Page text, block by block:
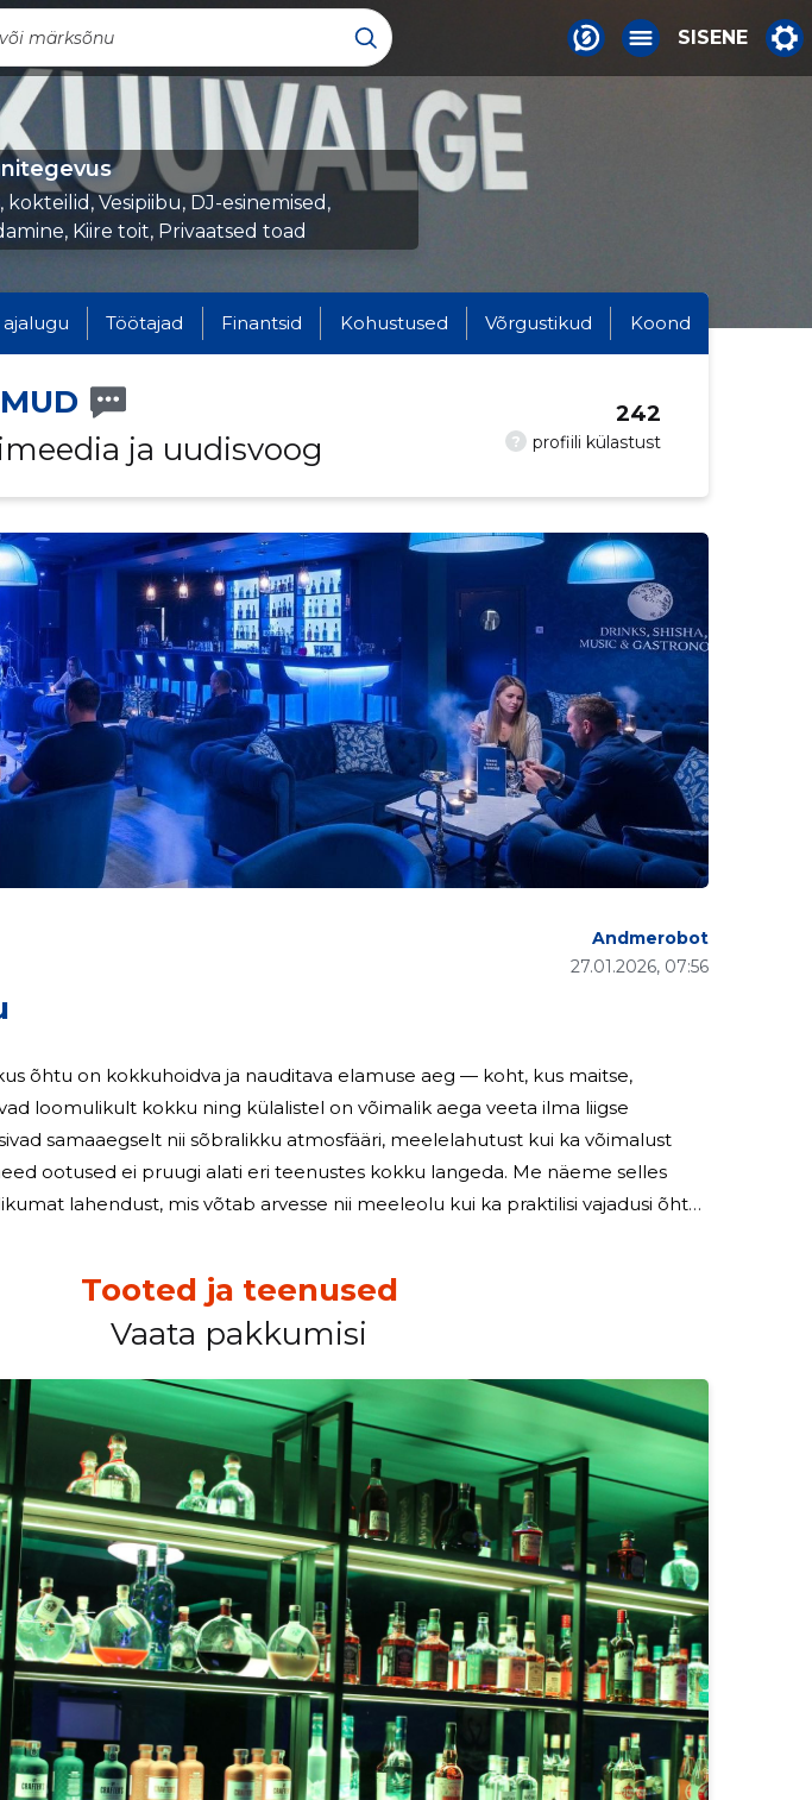
SISENE
Vesipiibu, DJ-esinemised,
Kiire toit, Privaatsed toad
Töötajad Finantsid Kohustused Võrgustikud Koond
ja uudisvoog
? profiili külastust
242
27.01.2026, 07:56
Andmerobot
õhtu on kokkuhoidva ja nauditava elamuse aeg — koht, kus maitse,
loomulikult kokku ning külalistel on võimalik aega veeta ilma liigse
ootused ei pruugi alati eri teenustes kokku langeda. Me näeme selles
lahendust, mis võtab arvesse nii meeleolu kui ka praktilisi vajadusi õhtul.
Tooted ja teenused
Vaata pakkumisi
Sinu nimi